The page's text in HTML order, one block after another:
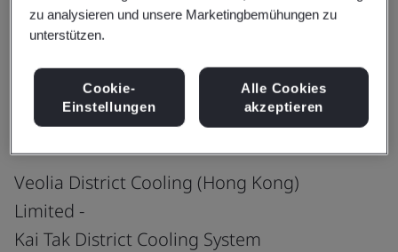
ISO 9001:2015
Veolia District Cooling (Hong Kong)
Limited -
Kai Tak District Cooling System
zu analysieren und unsere Marketingbemühungen zu
unterstützen.
Cookie-
Einstellungen
Alle Cookies
akzeptieren